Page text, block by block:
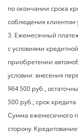
по окончании срока
соблюдения клиентом
3. Ежемесячный
с условиями
приобретении
условии: внесения
964 500 руб.,
500 руб.; срок кредита
Сумма ежемесячного
сторону.